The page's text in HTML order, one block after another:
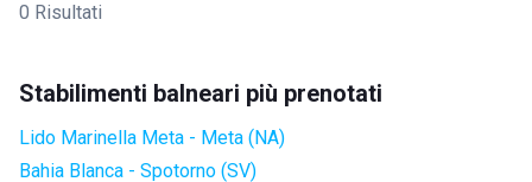
0 Risultati
Stabilimenti balneari più prenotati
Lido Marinella Meta - Meta (NA)
Bahia Blanca - Spotorno (SV)